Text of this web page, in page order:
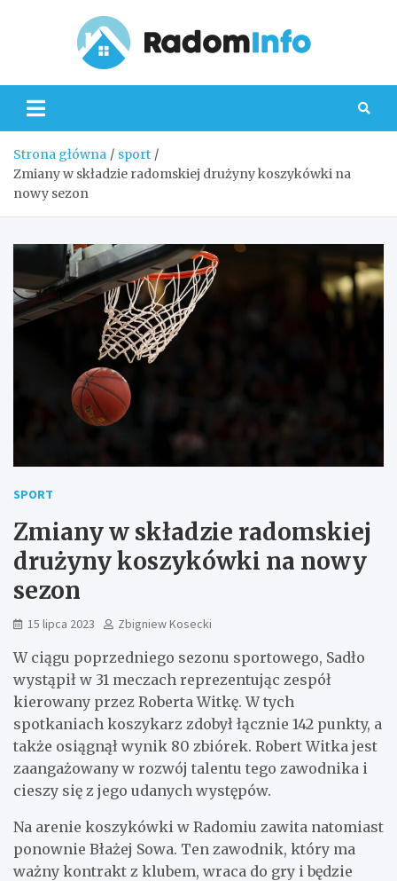
Strona główna
sport
Zmiany w składzie radomskiej drużyny koszykówki na
nowy sezon
SPORT
Zmiany w składzie radomskiej
drużyny koszykówki na nowy
sezon
15 lipca 2023 Zbigniew Kosecki
W ciągu poprzedniego sezonu sportowego, Sadło
wystąpił w 31 meczach reprezentując zespół
kierowany przez Roberta Witkę. W tych
spotkaniach koszykarz zdobył łącznie 142 punkty, a
także osiągnął wynik 80 zbiórek. Robert Witka jest
zaangażowany w rozwój talentu tego zawodnika i
cieszy się z jego udanych występów.
Na arenie koszykówki w Radomiu zawita natomiast
ponownie Błażej Sowa. Ten zawodnik, który ma
ważny kontrakt z klubem, wraca do gry i będzie